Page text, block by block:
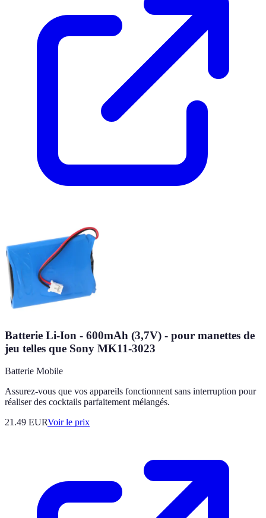
Batterie Li-Ion - 600mAh (3,7V) - pour manettes de
jeu telles que Sony MK11-3023
Batterie Mobile
Assurez-vous que vos appareils fonctionnent sans interruption pour
réaliser des cocktails parfaitement mélangés.
21.49 EURVoir le prix